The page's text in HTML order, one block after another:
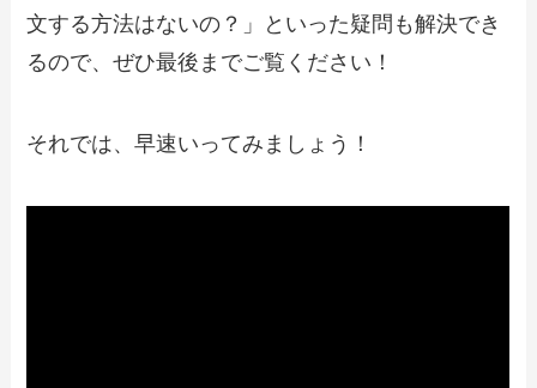
おすすめ商品や予約・注文方法も紹介
文する方法はないの？」といった疑問も解決でき
るので、ぜひ最後までご覧ください！
それでは、早速いってみましょう！